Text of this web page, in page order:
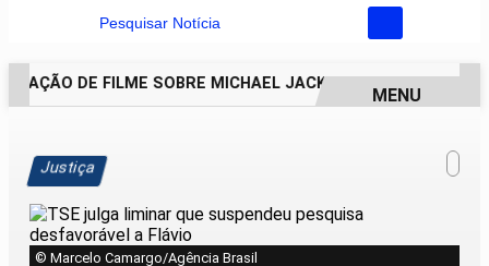
Pesquisar Notícia
DE FILME SOBRE MICHAEL JACKSON PODE
MENU
Justiça
© Marcelo Camargo/Agência Brasil